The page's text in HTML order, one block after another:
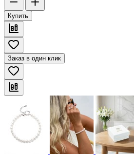
Купить
Заказ в один клик